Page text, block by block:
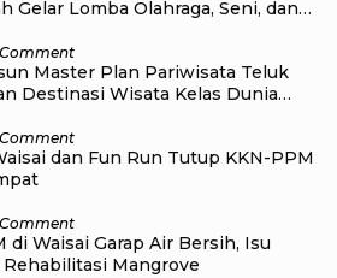
Gelar Lomba Olahraga, Seni, dan
Master Plan Pariwisata Teluk
Destinasi Wisata Kelas Dunia
dan Fun Run Tutup KKN-PPM
di Waisai Garap Air Bersih, Isu
Mangrove